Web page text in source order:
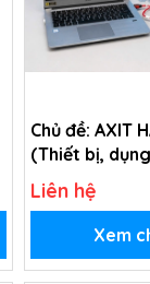
Chủ đề: AXIT
(Thiết bị,
tiêu hao chủ
Bazơ - Lớp 11)
Liên hệ
Xem